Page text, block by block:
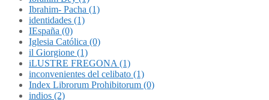
Ibrahim- Pacha (1)
identidades (1)
IEspaña (0)
Iglesia Católica (0)
il Giorgione (1)
iLUSTRE FREGONA (1)
inconvenientes del celibato (1)
Index Librorum Prohibitorum (0)
indios (2)